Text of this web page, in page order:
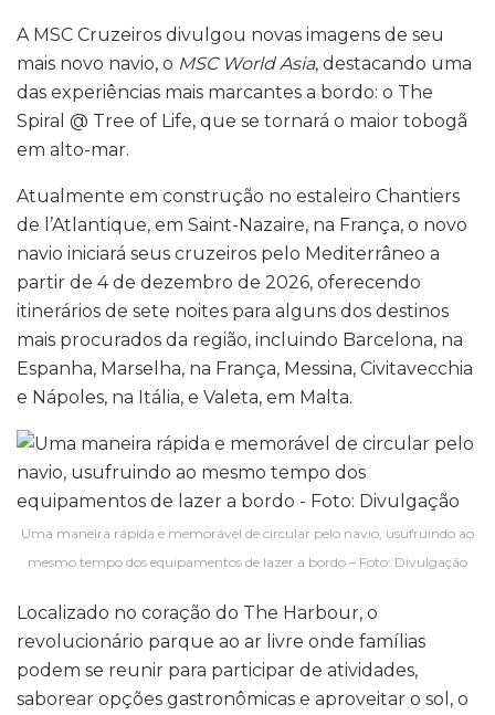
A MSC Cruzeiros divulgou novas imagens de seu
mais novo navio, o MSC World Asia, destacando uma
das experiências mais marcantes a bordo: o The
Spiral @ Tree of Life, que se tornará o maior tobogã
em alto-mar.
Atualmente em construção no estaleiro Chantiers
de l’Atlantique, em Saint-Nazaire, na França, o novo
navio iniciará seus cruzeiros pelo Mediterrâneo a
partir de 4 de dezembro de 2026, oferecendo
itinerários de sete noites para alguns dos destinos
mais procurados da região, incluindo Barcelona, na
Espanha, Marselha, na França, Messina, Civitavecchia
e Nápoles, na Itália, e Valeta, em Malta.
Uma maneira rápida e memorável de circular pelo navio, usufruindo ao
mesmo tempo dos equipamentos de lazer a bordo – Foto: Divulgação
Localizado no coração do The Harbour, o
revolucionário parque ao ar livre onde famílias
podem se reunir para participar de atividades,
saborear opções gastronômicas e aproveitar o sol, o